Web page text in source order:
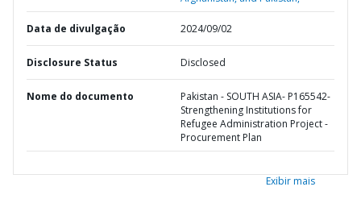
Data de divulgação 2024/09/02
Disclosure Status Disclosed
Nome do documento
Pakistan - SOUTH ASIA- P165542-
Strengthening Institutions for
Refugee Administration Project -
Procurement Plan
Exibir mais